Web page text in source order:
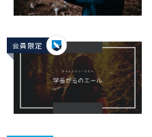
会員限定